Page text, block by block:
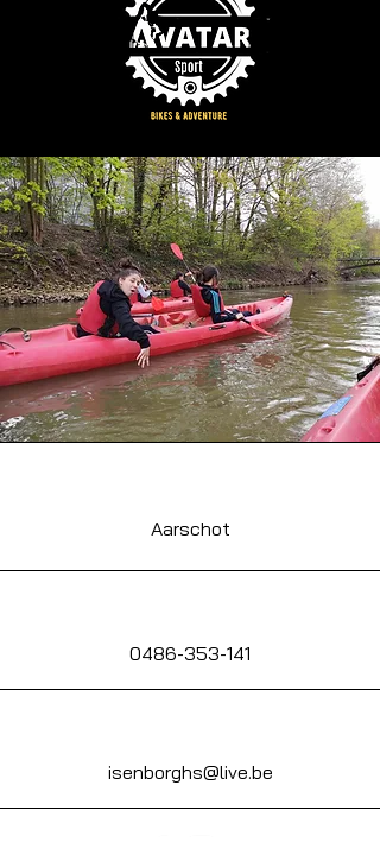
​Aarschot
0486-353-141
isenborghs@live.be